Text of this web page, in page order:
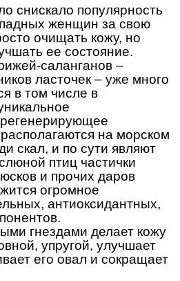
снискало популярность
женщин за свою
очищать кожу, но
ее состояние.
саланганов –
ласточек – уже много
в том числе в
на морском
скал, и по сути являют
птиц частички
и прочих даров
огромное
антиоксидантных,
гнездами делает кожу
упругой, улучшает
его овал и сокращает